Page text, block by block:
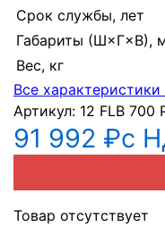
Срок службы, лет
Габариты (Ш×Г×В),
Вес, кг
Все
Артикул: 12 FLB 700
91 992 ₽с
Товар отсутствует